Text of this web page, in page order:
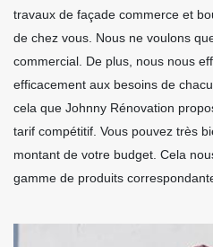
travaux de façade commerce et
de chez vous. Nous ne voulons
commercial. De plus, nous nous
efficacement aux besoins de
cela que Johnny Rénovation
tarif compétitif. Vous pouvez très
montant de votre budget. Cela
gamme de produits